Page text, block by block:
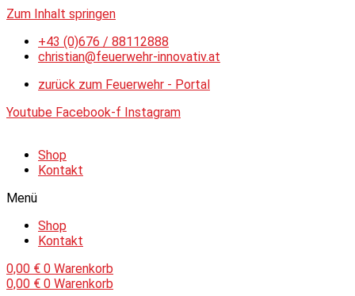
Zum Inhalt springen
+43 (0)676 / 88112888
christian@feuerwehr-innovativ.at
zurück zum Feuerwehr - Portal
Youtube Facebook-f Instagram
Shop
Kontakt
Menü
Shop
Kontakt
0,00 € 0 Warenkorb
0,00 € 0 Warenkorb